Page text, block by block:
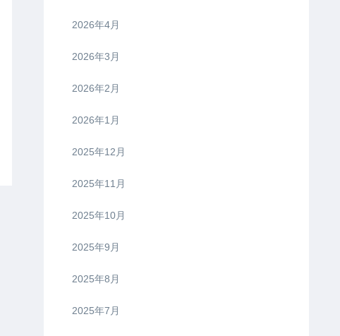
2026年4月
2026年3月
2026年2月
2026年1月
2025年12月
2025年11月
2025年10月
2025年9月
2025年8月
2025年7月